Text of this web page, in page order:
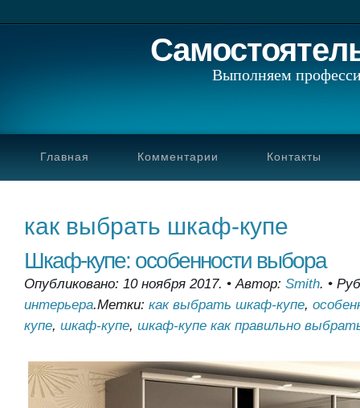
Выполняем
Главная Комментарии Контакты
как выбрать шкаф-купе
Шкаф-купе: особенности выбора
Опубликовано: 10 ноября 2017. •Автор: Smith. •
интерьера.Метки: как выбрать шкаф-купе,
купе, шкаф-купе, шкаф-купе как правильно